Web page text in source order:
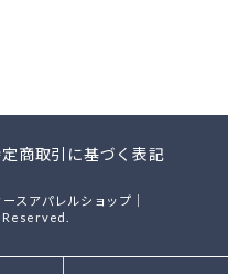
商取引に基づく表記
スアパレルショップ｜